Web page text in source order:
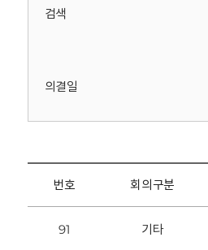
검색
의결일
번호 회의구분
91 기타